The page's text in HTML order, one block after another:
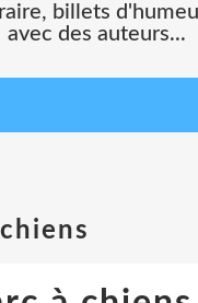
billets
avec des auteurs...